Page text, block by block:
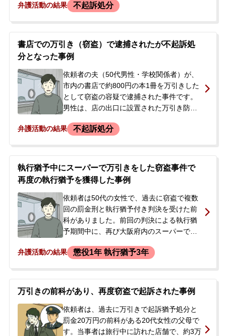
酒しており、当時はひどく酔っていて、万
が、今後の手続きの流れや、会社に知られ
ずに事件を解決したいとの思いから、当事
務所に相談に来られました。男性は派遣社
員として勤務しており、会社には病欠と伝
えていたため、早期の身柄解放と不起訴処
分による前科回避を強く希望されていまし
た。
弁護活動の結果 不起訴処分
書店での万引き（窃盗）で逮捕されたが不起訴処
分となった事例
依頼者の夫（50代男性・学校関係者）が、
市内の書店で約800円の本1冊を万引きした
として窃盗の容疑で逮捕された事件です。
男性は、店の出口に設置された万引き防止
ました。男性には約2年前に同様の万引き事
の連絡を受けた妻から、当事務所へご相談
がありました。妻は以前、夫の別の窃盗事
件で当事務所に相談した経験があり、今回
も同じ弁護士への依頼を強く希望されまし
た。逮捕当初、男性は容疑を否認していま
したが、弁護士との接見を経て事実を認め
る方針に転換しました。
弁護活動の結果 不起訴処分
執行猶予中にスーパーで万引きをした窃盗事件で
再度の執行猶予を獲得した事例
依頼者は50代の女性で、過去に窃盗で複数
回の罰金刑と執行猶予付き判決を受けた前
科がありました。前回の判決による執行猶
予期間中に、再び大阪府内のスーパーで食
きし、逮捕されました。執行猶予中の再犯
ご家族が、刑事弁護を依頼されました。
弁護活動の結果 懲役1年 執行猶予3年
万引きの前科があり、再度窃盗で起訴された事例
依頼者は、過去に万引きで起訴猶予処分と
罰金20万円の前科がある20代女性の父母で
す。当事者は旅行中に訪れた店舗で、約3万